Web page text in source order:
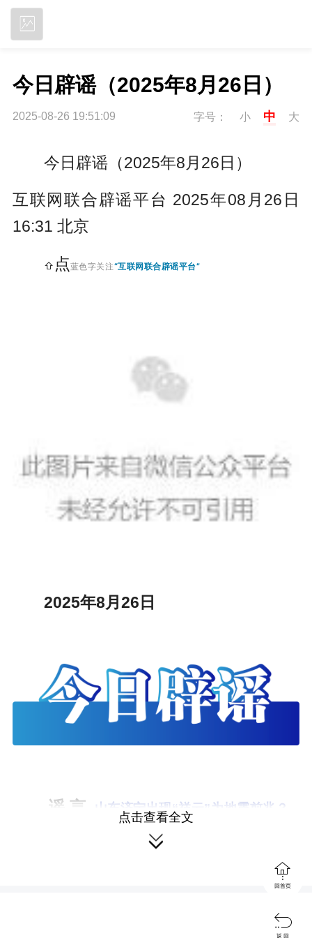
今日辟谣（2025年8月26日）
2025-08-26 19:51:09 字号： 小 中 大
今日辟谣（2025年8月26日）
互联网联合辟谣平台 2025年08月26日
16:31 北京
⇧ 点蓝色字关注“互联网联合辟谣平台”
2025年8月26日
谣 言 山东济宁出现“祥云”为地震前兆？
点击查看全文


回首页

返 回